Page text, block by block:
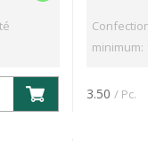
minimum:
3.50 / Pc.